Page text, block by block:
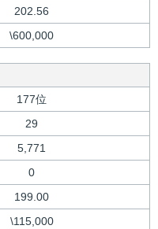
202.56
\600,000
177位
29
5,771
0
199.00
\115,000